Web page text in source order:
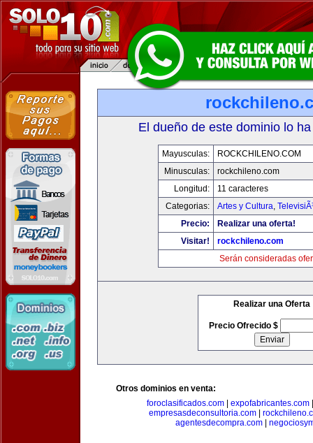
El dueño de este dominio lo
Mayusculas:
ROCKCHILENO.COM
Minusculas:
rockchileno.com
Longitud:
11 caracteres
Categorias:
Artes y Cultura,
Precio:
Realizar una oferta!
Visitar!
rockchileno.com
Serán consideradas
Realizar una Oferta
Precio Ofrecido $
Otros dominios en venta:
foroclasificados.com
expofabricantes.com
empresasdeconsultoria.com
agentesdecompra.com|